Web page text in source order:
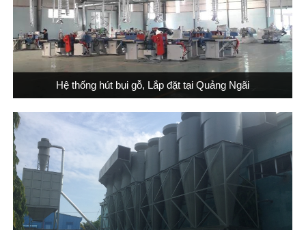
Hệ thống hút bụi gỗ, Lắp đặt tại Quảng Ngãi